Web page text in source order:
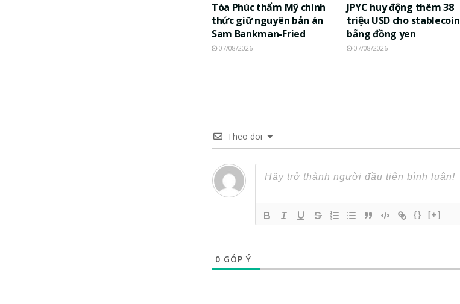
Tòa Phúc thẩm Mỹ chính
thức giữ nguyên bản án
Sam Bankman-Fried
07/08/2026
JPYC huy động thêm 38
triệu USD cho stablecoin
bằng đồng yen
07/08/2026
Theo dõi
{} [+]
0 GÓP Ý